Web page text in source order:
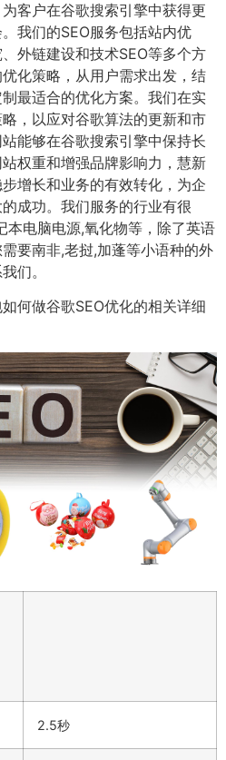
客户在谷歌搜索引擎中获得更
我们的SEO服务包括站内优
外链建设和技术SEO等多个方
化策略，从用户需求出发，结
最适合的优化方案。我们在实
，以应对谷歌算法的更新和市
能够在谷歌搜索引擎中保持长
权重和增强品牌影响力，慧新
增长和业务的有效转化，为企
成功。我们服务的行业有很
本电脑电源,氧化物等，除了英语
要南非,老挝,加蓬等小语种的外
们。
何做谷歌SEO优化的相关详细
2.5秒